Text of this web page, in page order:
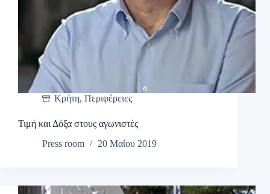
Κρήτη, Περιφέρειες
Τιμή και Δόξα στους αγωνιστές
Press room
20 Μαΐου 2019